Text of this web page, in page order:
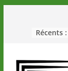
Récents :